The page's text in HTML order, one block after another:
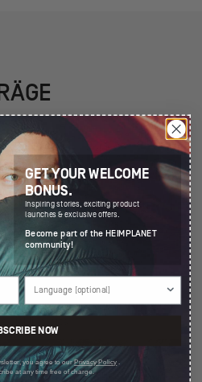
IN ISLAND
uns mit auf eine unvergessliche
GET YOUR WELCOME
BONUS.
Inspiring stories, exciting product
launches & exclusive offers.
Become part of the HEIMPLANET
community!
NOW
you agree to ourPrivacy Policy .
at any time free of charge.